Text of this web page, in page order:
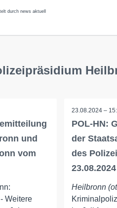
durch news aktuell
und
vom
Weitere
23.08.2024 –
POL-HN:
der
des
23.08.2024
Heilbronn